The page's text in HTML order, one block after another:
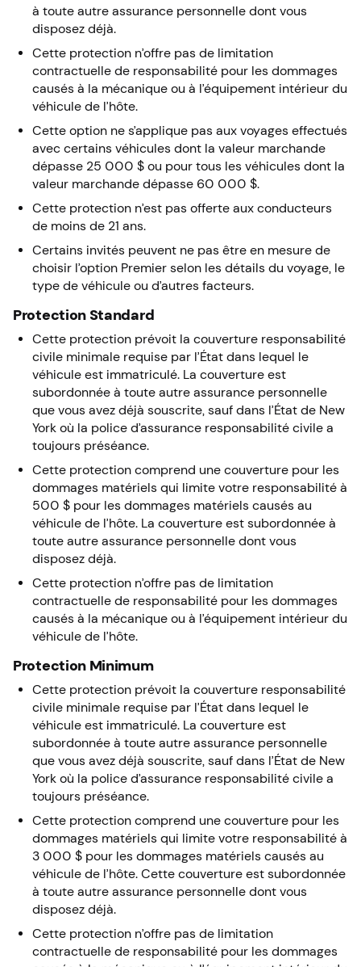
à toute autre assurance personnelle dont vous
disposez déjà.
Cette protection n’offre pas de limitation
contractuelle de responsabilité pour les dommages
causés à la mécanique ou à l’équipement intérieur du
véhicule de l’hôte.
Cette option ne s’applique pas aux voyages effectués
avec certains véhicules dont la valeur marchande
dépasse 25 000 $ ou pour tous les véhicules dont la
valeur marchande dépasse 60 000 $.
Cette protection n’est pas offerte aux conducteurs
de moins de 21 ans.
Certains invités peuvent ne pas être en mesure de
choisir l’option Premier selon les détails du voyage, le
type de véhicule ou d’autres facteurs.
Protection Standard
Cette protection prévoit la couverture responsabilité
civile minimale requise par l’État dans lequel le
véhicule est immatriculé. La couverture est
subordonnée à toute autre assurance personnelle
que vous avez déjà souscrite, sauf dans l’État de New
York où la police d’assurance responsabilité civile a
toujours préséance.
Cette protection comprend une couverture pour les
dommages matériels qui limite votre responsabilité à
500 $ pour les dommages matériels causés au
véhicule de l’hôte. La couverture est subordonnée à
toute autre assurance personnelle dont vous
disposez déjà.
Cette protection n’offre pas de limitation
contractuelle de responsabilité pour les dommages
causés à la mécanique ou à l’équipement intérieur du
véhicule de l’hôte.
Protection Minimum
Cette protection prévoit la couverture responsabilité
civile minimale requise par l’État dans lequel le
véhicule est immatriculé. La couverture est
subordonnée à toute autre assurance personnelle
que vous avez déjà souscrite, sauf dans l’État de New
York où la police d’assurance responsabilité civile a
toujours préséance.
Cette protection comprend une couverture pour les
dommages matériels qui limite votre responsabilité à
3 000 $ pour les dommages matériels causés au
véhicule de l’hôte. Cette couverture est subordonnée
à toute autre assurance personnelle dont vous
disposez déjà.
Cette protection n’offre pas de limitation
contractuelle de responsabilité pour les dommages